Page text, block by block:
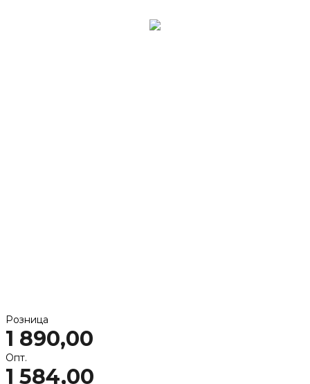
Розница
1 890,00
Опт.
1 584,00